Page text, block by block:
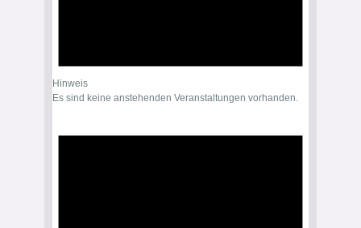
Hinweis
Es sind keine anstehenden Veranstaltungen vorhanden.